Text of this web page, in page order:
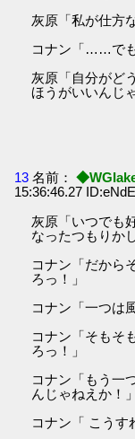
灰原「私が仕方
コナン「……で
灰原「自分がど
ほうがいいんじ
13 名前：
15:36:46.27
灰原「いつでも
なったつもりか
コナン「だから
ろっ！」
コナン「一つは
コナン「そもそ
ろっ！」
コナン「もう一
んじゃねえか！」
コナン「 こうす